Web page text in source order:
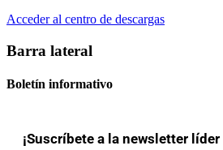
Acceder al centro de descargas
Barra lateral
Boletín informativo
¡Suscríbete a la newsletter